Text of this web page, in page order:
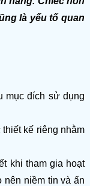
là yếu tố quan
mục đích sử dụng
kế riêng nhằm
khi tham gia hoạt
nên niềm tin và ấn